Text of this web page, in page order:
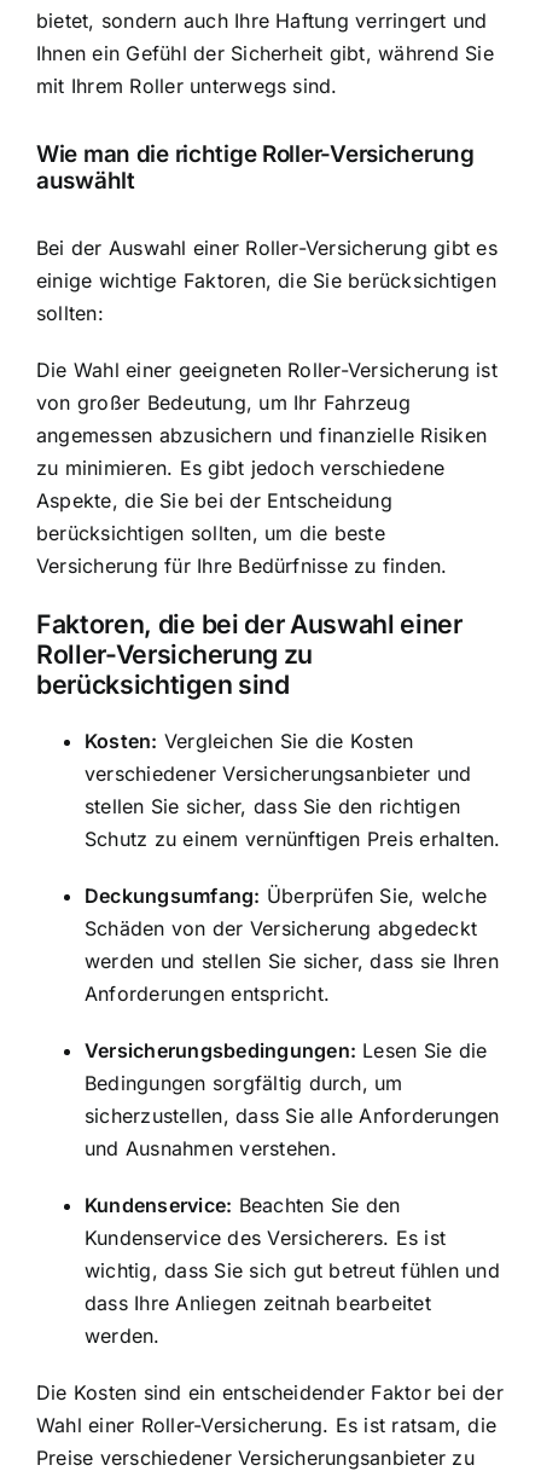
bietet, sondern auch Ihre Haftung verringert und
Ihnen ein Gefühl der Sicherheit gibt, während Sie
mit Ihrem Roller unterwegs sind.
Wie man die richtige Roller-Versicherung
auswählt
Bei der Auswahl einer Roller-Versicherung gibt es
einige wichtige Faktoren, die Sie berücksichtigen
sollten:
Die Wahl einer geeigneten Roller-Versicherung ist
von großer Bedeutung, um Ihr Fahrzeug
angemessen abzusichern und finanzielle Risiken
zu minimieren. Es gibt jedoch verschiedene
Aspekte, die Sie bei der Entscheidung
berücksichtigen sollten, um die beste
Versicherung für Ihre Bedürfnisse zu finden.
Faktoren, die bei der Auswahl einer
Roller-Versicherung zu
berücksichtigen sind
Kosten: Vergleichen Sie die Kosten
verschiedener Versicherungsanbieter und
stellen Sie sicher, dass Sie den richtigen
Schutz zu einem vernünftigen Preis erhalten.
Deckungsumfang: Überprüfen Sie, welche
Schäden von der Versicherung abgedeckt
werden und stellen Sie sicher, dass sie Ihren
Anforderungen entspricht.
Versicherungsbedingungen: Lesen Sie die
Bedingungen sorgfältig durch, um
sicherzustellen, dass Sie alle Anforderungen
und Ausnahmen verstehen.
Kundenservice: Beachten Sie den
Kundenservice des Versicherers. Es ist
wichtig, dass Sie sich gut betreut fühlen und
dass Ihre Anliegen zeitnah bearbeitet
werden.
Die Kosten sind ein entscheidender Faktor bei der
Wahl einer Roller-Versicherung. Es ist ratsam, die
Preise verschiedener Versicherungsanbieter zu